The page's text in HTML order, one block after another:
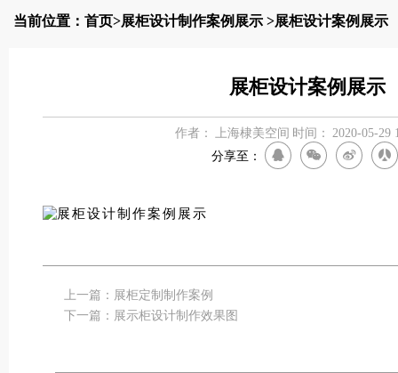
当前位置： 首页>展柜设计制作案例展示>展柜设计案例展示
展柜设计案例展示
作者： 上海棣美空间 时间：
2020-05-29
分享至：
上一篇： 展柜定制制作案例
下一篇： 展示柜设计制作效果图